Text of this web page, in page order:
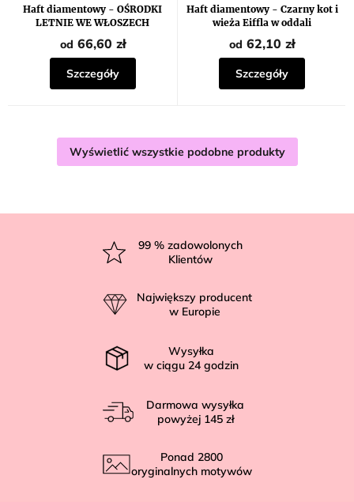
Haft diamentowy - OŚRODKI
LETNIE WE WŁOSZECH
od 66,60 zł
Szczegóły
Haft diamentowy - Czarny kot i
wieża Eiffla w oddali
od 62,10 zł
Szczegóły
Wyświetlić wszystkie podobne produkty
99 % zadowolonych
Klientów
Największy producent
w Europie
Wysyłka
w ciągu 24 godzin
Darmowa wysyłka
powyżej 145 zł
Ponad 2800
oryginalnych motywów